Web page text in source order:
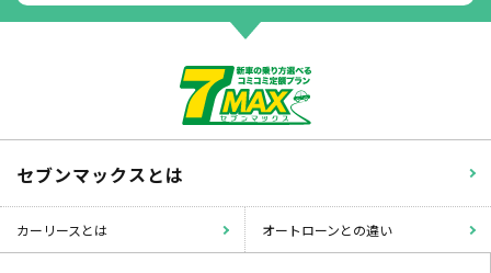
セブンマックスとは
カーリースとは オートローンとの違い